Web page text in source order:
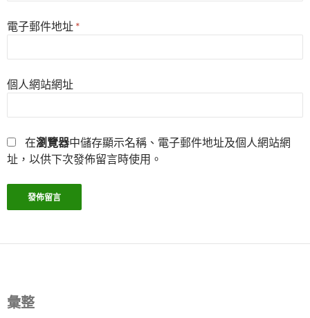
電子郵件地址 *
個人網站網址
在瀏覽器中儲存顯示名稱、電子郵件地址及個人網站網
址，以供下次發佈留言時使用。
彙整